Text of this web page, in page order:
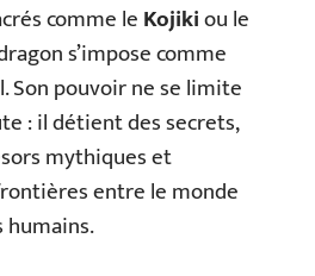
comme leKojikiou le
s’impose comme
Son pouvoir ne se limite
: il détient des secrets,
mythiques et
entre le monde